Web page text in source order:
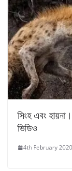
সিংহ এবং
ভিডিও
4th February 2020